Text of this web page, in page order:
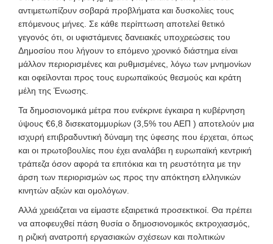
αντιμετωπίζουν σοβαρά προβλήματα και δυσκολίες τους
επόμενους μήνες. Σε κάθε περίπτωση αποτελεί θετικό
γεγονός ότι, οι υφιστάμενες δανειακές υποχρεώσεις του
Δημοσίου που λήγουν το επόμενο χρονικό διάστημα είναι
μάλλον περιορισμένες και ρυθμισμένες, λόγω των μνημονίων
και οφείλονται προς τους ευρωπαϊκούς θεσμούς και κράτη
μέλη της Ένωσης.
Τα δημοσιονομικά μέτρα που ενέκρινε έγκαιρα η κυβέρνηση
ύψους €6,8 δισεκατομμυρίων (3,5% του ΑΕΠ ) αποτελούν μια
ισχυρή επιβραδυντική δύναμη της ύφεσης που έρχεται, όπως
και οι πρωτοβουλίες που έχει αναλάβει η ευρωπαϊκή κεντρική
τράπεζα όσον αφορά τα επιτόκια και τη ρευστότητα με την
άρση των περιορισμών ως προς την απόκτηση ελληνικών
κινητών αξιών και ομολόγων.
Αλλά χρειάζεται να είμαστε εξαιρετικά προσεκτικοί. Θα πρέπει
να αποφευχθεί πάση θυσία ο δημοσιονομικός εκτροχιασμός,
η ριζική ανατροπή εργασιακών σχέσεων και πολιτικών